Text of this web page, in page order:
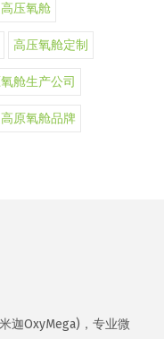
高压氧舱
高压氧舱定制
舱生产公司
高原氧舱品牌
迦OxyMega)，专业微